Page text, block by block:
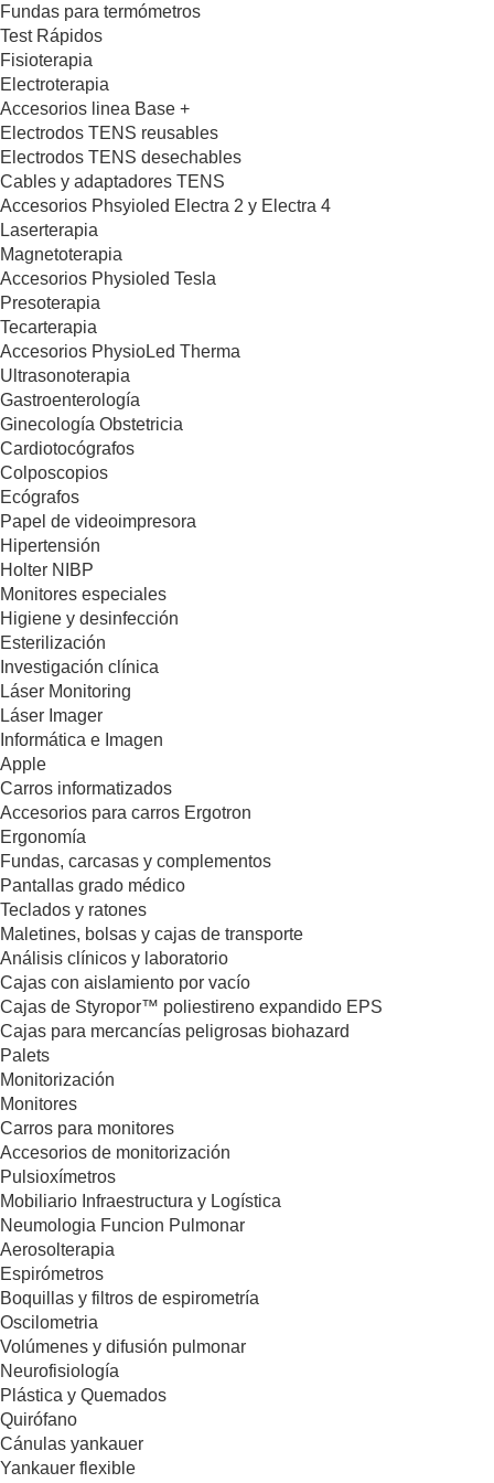
Fundas para termómetros
Test Rápidos
Fisioterapia
Electroterapia
Accesorios linea Base +
Electrodos TENS reusables
Electrodos TENS desechables
Cables y adaptadores TENS
Accesorios Phsyioled Electra 2 y Electra 4
Laserterapia
Magnetoterapia
Accesorios Physioled Tesla
Presoterapia
Tecarterapia
Accesorios PhysioLed Therma
Ultrasonoterapia
Gastroenterología
Ginecología Obstetricia
Cardiotocógrafos
Colposcopios
Ecógrafos
Papel de videoimpresora
Hipertensión
Holter NIBP
Monitores especiales
Higiene y desinfección
Esterilización
Investigación clínica
Láser Monitoring
Láser Imager
Informática e Imagen
Apple
Carros informatizados
Accesorios para carros Ergotron
Ergonomía
Fundas, carcasas y complementos
Pantallas grado médico
Teclados y ratones
Maletines, bolsas y cajas de transporte
Análisis clínicos y laboratorio
Cajas con aislamiento por vacío
Cajas de Styropor™ poliestireno expandido EPS
Cajas para mercancías peligrosas biohazard
Palets
Monitorización
Monitores
Carros para monitores
Accesorios de monitorización
Pulsioxímetros
Mobiliario Infraestructura y Logística
Neumologia Funcion Pulmonar
Aerosolterapia
Espirómetros
Boquillas y filtros de espirometría
Oscilometria
Volúmenes y difusión pulmonar
Neurofisiología
Plástica y Quemados
Quirófano
Cánulas yankauer
Yankauer flexible